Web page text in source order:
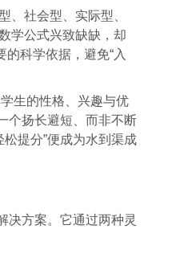
、社会型、实际型、
学公式兴致缺缺，却
科学依据，避免“入
生的性格、兴趣与优
个扬长避短、而非不断
提分”便成为水到渠成
决方案。它通过两种灵